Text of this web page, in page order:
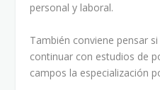
personal y laboral.
También conviene pensar
continuar con estudios de
campos la especialización